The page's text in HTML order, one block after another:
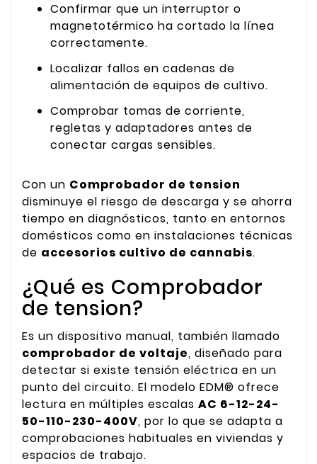
Confirmar que un interruptor o
magnetotérmico ha cortado la línea
correctamente.
Localizar fallos en cadenas de
alimentación de equipos de cultivo.
Comprobar tomas de corriente,
regletas y adaptadores antes de
conectar cargas sensibles.
Con un Comprobador de tension
disminuye el riesgo de descarga y se ahorra
tiempo en diagnósticos, tanto en entornos
domésticos como en instalaciones técnicas
de accesorios cultivo de cannabis.
¿Qué es Comprobador
de tension?
Es un dispositivo manual, también llamado
comprobador de voltaje, diseñado para
detectar si existe tensión eléctrica en un
punto del circuito. El modelo EDM® ofrece
lectura en múltiples escalas AC 6-12-24-
50-110-230-400V, por lo que se adapta a
comprobaciones habituales en viviendas y
espacios de trabajo.